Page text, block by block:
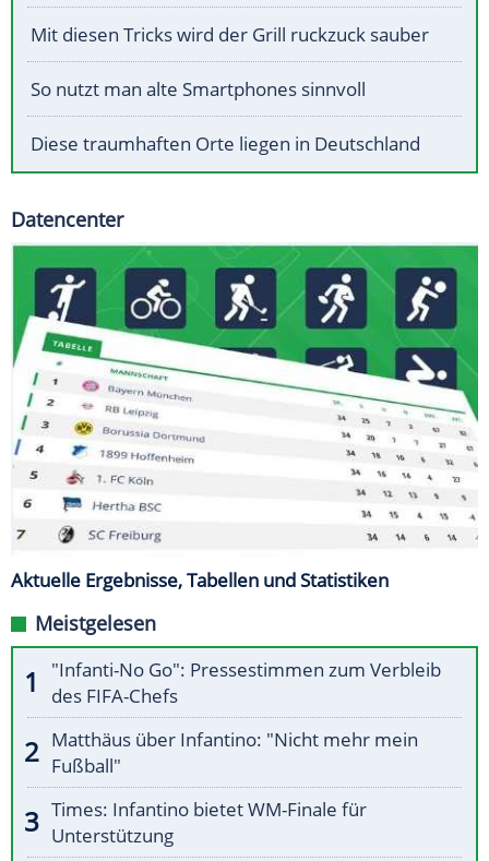
Mit diesen Tricks wird der Grill ruckzuck sauber
So nutzt man alte Smartphones sinnvoll
Diese traumhaften Orte liegen in Deutschland
Datencenter
Aktuelle Ergebnisse, Tabellen und Statistiken
Meistgelesen
"Infanti-No Go": Pressestimmen zum Verbleib
des FIFA-Chefs
Matthäus über Infantino: "Nicht mehr mein
Fußball"
Times: Infantino bietet WM-Finale für
Unterstützung